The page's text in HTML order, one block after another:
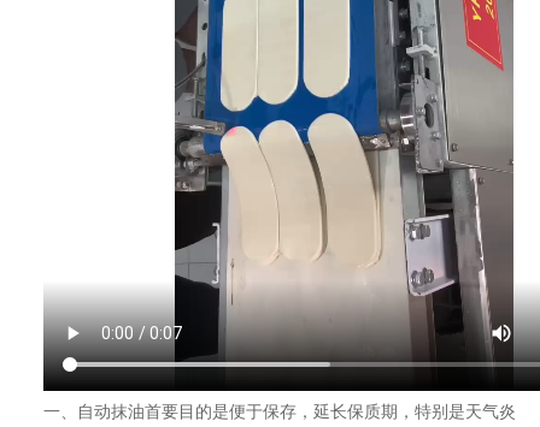
一、自动抹油首要目的是便于保存，延长保质期，特别是天气炎